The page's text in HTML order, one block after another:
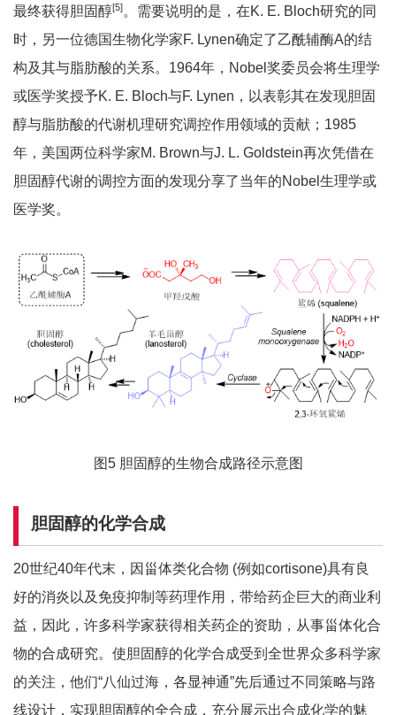
最终获得胆固醇[5]。需要说明的是，在K. E. Bloch研究的同
时，另一位德国生物化学家F. Lynen确定了乙酰辅酶A的结
构及其与脂肪酸的关系。1964年，Nobel奖委员会将生理学
或医学奖授予K. E. Bloch与F. Lynen，以表彰其在发现胆固
醇与脂肪酸的代谢机理研究调控作用领域的贡献；1985
年，美国两位科学家M. Brown与J. L. Goldstein再次凭借在
胆固醇代谢的调控方面的发现分享了当年的Nobel生理学或
医学奖。
图5 胆固醇的生物合成路径示意图
胆固醇的化学合成
20世纪40年代末，因甾体类化合物 (例如cortisone)具有良
好的消炎以及免疫抑制等药理作用，带给药企巨大的商业利
益，因此，许多科学家获得相关药企的资助，从事甾体化合
物的合成研究。使胆固醇的化学合成受到全世界众多科学家
的关注，他们“八仙过海，各显神通”先后通过不同策略与路
线设计，实现胆固醇的全合成，充分展示出合成化学的魅